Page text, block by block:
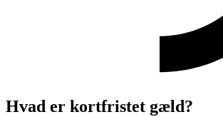
Hvad er kortfristet gæld?